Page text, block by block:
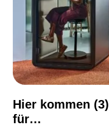
Hier kommen
für…